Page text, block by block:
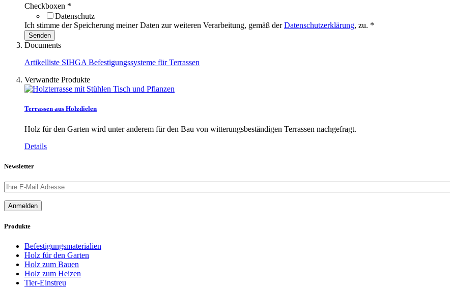
Checkboxen *
Datenschutz
Ich stimme der Speicherung meiner Daten zur weiteren Verarbeitung, gemäß derDatenschutzerklärung, zu. *
Senden
Documents
Artikelliste SIHGA Befestigungssysteme für Terrassen
Verwandte Produkte
Terrassen aus Holzdielen
Holz für den Garten wird unter anderem für den Bau von witterungsbeständigen Terrassen nachgefragt.
Details
Newsletter
Produkte
Befestigungsmaterialien
Holz für den Garten
Holz zum Bauen
Holz zum Heizen
Tier-Einstreu